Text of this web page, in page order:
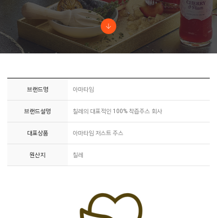
브랜드명 아마타임
브랜드설명 칠레의 대표적인 100% 착즙주스 회사
대표상품 아마타임 저스트 주스
원산지 칠레